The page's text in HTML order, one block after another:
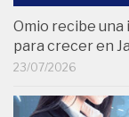
Omio recibe una
para crecer en
23/07/2026